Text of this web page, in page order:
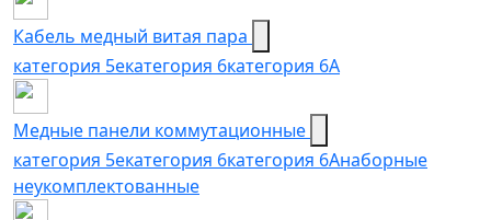
Кабель медный витая пара
категория 5eкатегория 6категория 6А
Медные панели коммутационные
категория 5екатегория 6категория 6Aнаборные
неукомплектованные